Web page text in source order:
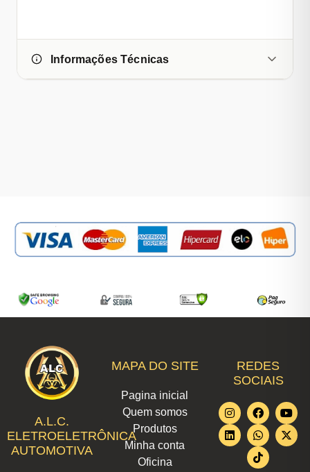
Informações Técnicas
A.L.C.
ELETROELETRÔNICA
AUTOMOTIVA
MAPA DO SITE
Pagina inicial
Quem somos
Produtos
Minha conta
Oficina
REDES
SOCIAIS
I
n
s
t
F
a
c
e
b
o
Y
o
u
t
L
i
n
k
W
h
a
t
s
a
X
-
t
w
T
i
k
t
o
k